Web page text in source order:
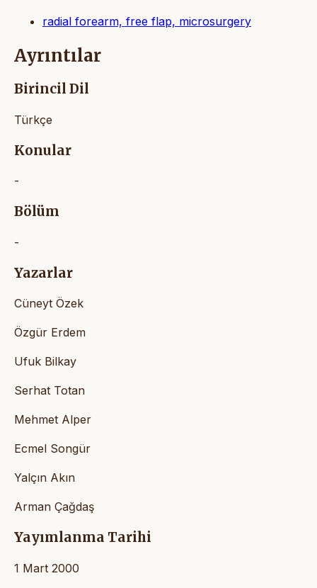
radial forearm, free flap, microsurgery
Ayrıntılar
Birincil Dil
Türkçe
Konular
-
Bölüm
-
Yazarlar
Cüneyt Özek
Özgür Erdem
Ufuk Bilkay
Serhat Totan
Mehmet Alper
Ecmel Songür
Yalçın Akın
Arman Çağdaş
Yayımlanma Tarihi
1 Mart 2000